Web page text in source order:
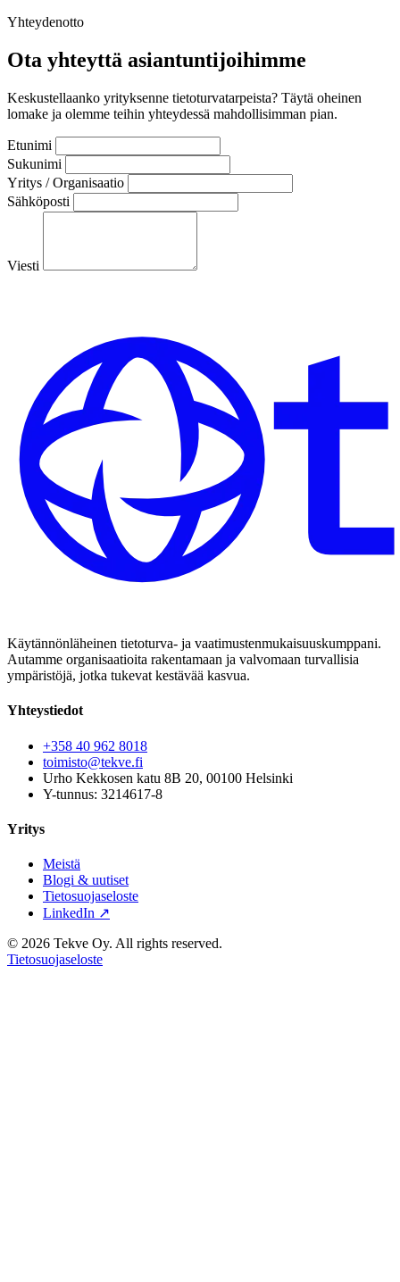
Yhteydenotto
Ota yhteyttä asiantuntijoihimme
Keskustellaanko yrityksenne tietoturvatarpeista? Täytä oheinen
lomake ja olemme teihin yhteydessä mahdollisimman pian.
Etunimi
Sukunimi
Yritys / Organisaatio
Sähköposti
Viesti
Käytännönläheinen tietoturva- ja vaatimustenmukaisuuskumppani.
Autamme organisaatioita rakentamaan ja valvomaan turvallisia
ympäristöjä, jotka tukevat kestävää kasvua.
Yhteystiedot
+358 40 962 8018
toimisto@tekve.fi
Urho Kekkosen katu 8B 20, 00100 Helsinki
Y-tunnus: 3214617-8
Yritys
Meistä
Blogi & uutiset
Tietosuojaseloste
LinkedIn ↗
© 2026 Tekve Oy. All rights reserved.
Tietosuojaseloste